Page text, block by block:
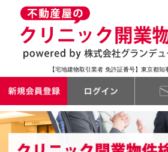
【宅地建物取引業者 免許証番号】東京都